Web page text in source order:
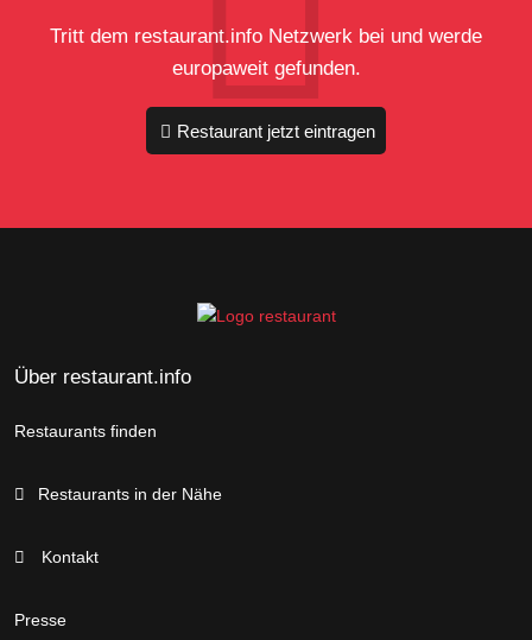
Tritt dem restaurant.info Netzwerk bei und werde
europaweit gefunden.
Restaurant jetzt eintragen
Über restaurant.info
Restaurants finden
Restaurants in der Nähe
Kontakt
Presse